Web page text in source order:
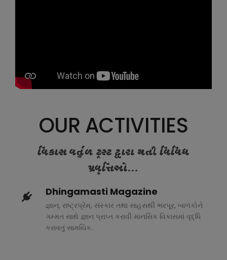
OUR ACTIVITIES
વિકાસ વર્તુળ ટ્રસ્ટ દ્વારા થતી વિવિધ
પ્રવૃત્તિઓ...
Dhingamasti Magazine
જ્ઞાન, રાષ્ટ્રપ્રેમ, સંસ્કાર તથા સાહસથી ભરપૂર, બાળકોને
ગમ્મત સાથે જ્ઞાન પ્રાપ્ત કરાવી માનસિક વિકાસમાં વૃદ્ધિ
કરાવતું સામયિક.